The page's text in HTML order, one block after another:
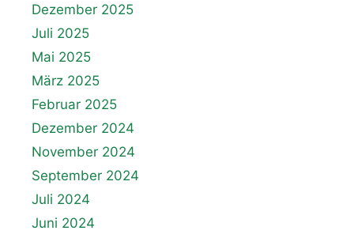
Dezember 2025
Juli 2025
Mai 2025
März 2025
Februar 2025
Dezember 2024
November 2024
September 2024
Juli 2024
Juni 2024